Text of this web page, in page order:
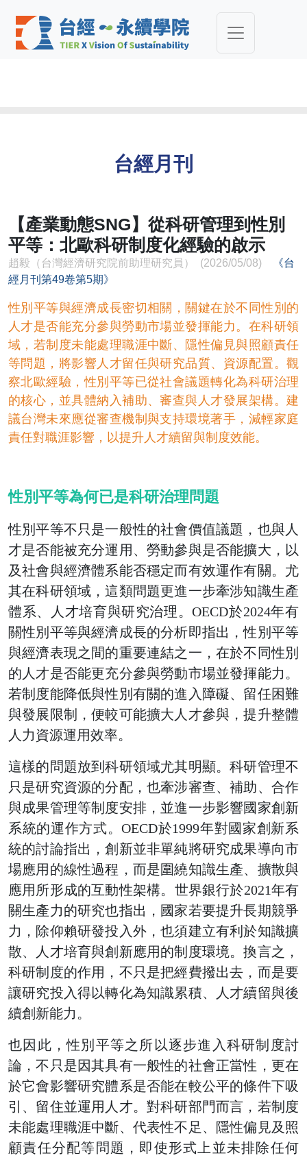
台經月刊
【產業動態SNG】從科研管理到性別
平等：北歐科研制度化經驗的啟示
趙毅（台灣經濟研究院前助理研究員） (2026/05/08)
《台
經月刊第49卷第5期》
性別平等與經濟成長密切相關，關鍵在於不同性別的
人才是否能充分參與勞動市場並發揮能力。在科研領
域，若制度未能處理職涯中斷、隱性偏見與照顧責任
等問題，將影響人才留任與研究品質、資源配置。觀
察北歐經驗，性別平等已從社會議題轉化為科研治理
的核心，並具體納入補助、審查與人才發展架構。建
議台灣未來應從審查機制與支持環境著手，減輕家庭
責任對職涯影響，以提升人才續留與制度效能。
性別平等為何已是科研治理問題
性別平等不只是一般性的社會價值議題，也與人
才是否能被充分運用、勞動參與是否能擴大，以
及社會與經濟體系能否穩定而有效運作有關。尤
其在科研領域，這類問題更進一步牽涉知識生產
體系、人才培育與研究治理。OECD於2024年有
關性別平等與經濟成長的分析即指出，性別平等
與經濟表現之間的重要連結之一，在於不同性別
的人才是否能更充分參與勞動市場並發揮能力。
若制度能降低與性別有關的進入障礙、留任困難
與發展限制，便較可能擴大人才參與，提升整體
人力資源運用效率。
這樣的問題放到科研領域尤其明顯。科研管理不
只是研究資源的分配，也牽涉審查、補助、合作
與成果管理等制度安排，並進一步影響國家創新
系統的運作方式。OECD於1999年對國家創新系
統的討論指出，創新並非單純將研究成果導向市
場應用的線性過程，而是圍繞知識生產、擴散與
應用所形成的互動性架構。世界銀行於2021年有
關生產力的研究也指出，國家若要提升長期競爭
力，除仰賴研發投入外，也須建立有利於知識擴
散、人才培育與創新應用的制度環境。換言之，
科研制度的作用，不只是把經費撥出去，而是要
讓研究投入得以轉化為知識累積、人才續留與後
續創新能力。
也因此，性別平等之所以逐步進入科研制度討
論，不只是因其具有一般性的社會正當性，更在
於它會影響研究體系是否能在較公平的條件下吸
引、留住並運用人才。對科研部門而言，若制度
未能處理職涯中斷、代表性不足、隱性偏見及照
顧責任分配等問題，即使形式上並未排除任何